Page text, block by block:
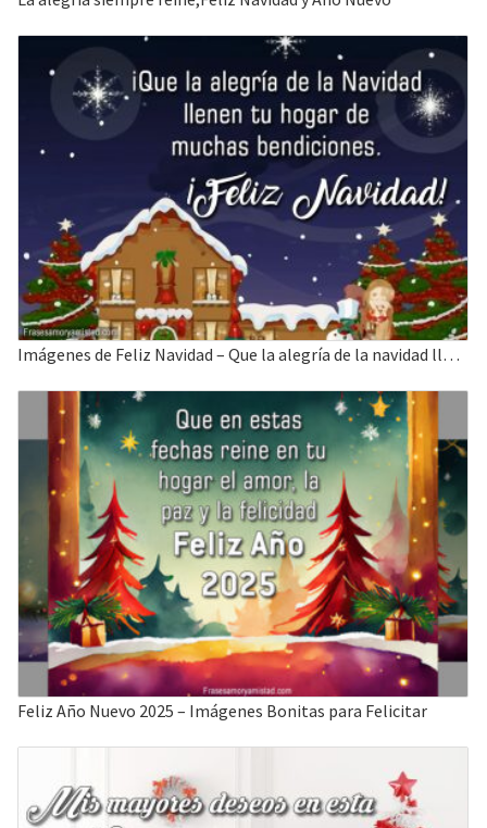
Imágenes de Feliz Navidad – Que la alegría de la navidad llenen tu hogar
Feliz Año Nuevo 2025 – Imágenes Bonitas para Felicitar